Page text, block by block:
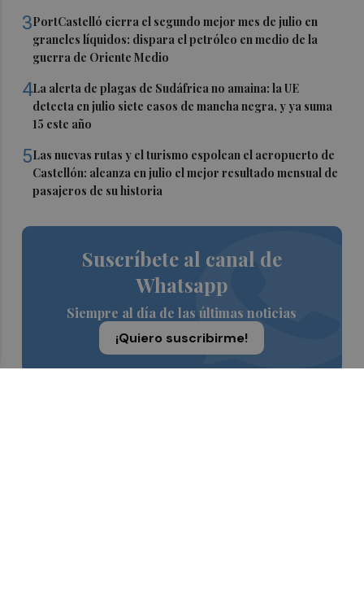
3PortCastelló cierra el segundo mejor mes de julio en
graneles líquidos: dispara el petróleo en medio de la
guerra de Oriente Medio
4La alerta de plagas de Sudáfrica no amaina: la UE
detecta en julio siete casos de mancha negra, y ya suma
15 este año
5Las nuevas rutas y el turismo espolean el aeropuerto de
Castellón: alcanza en julio el mejor resultado mensual de
pasajeros de su historia
Suscríbete al canal de
Whatsapp
Siempre al día de las últimas noticias
¡Quiero suscribirme!